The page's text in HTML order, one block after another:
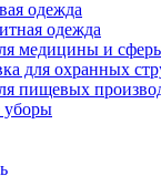
одежда
одежда
медицины и
для охранных
пищевых
уборы